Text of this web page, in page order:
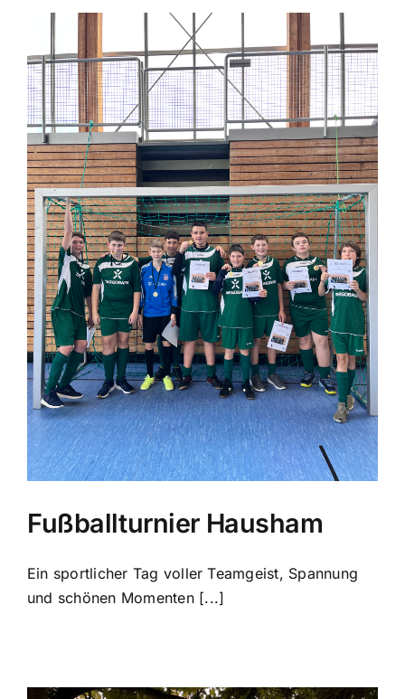
Fußballturnier Hausham
Ein sportlicher Tag voller Teamgeist, Spannung
und schönen Momenten [...]